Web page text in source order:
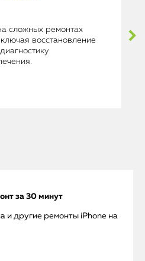
сложных ремонтах
восстановление
за 30 минут
и другие ремонты iPhone на